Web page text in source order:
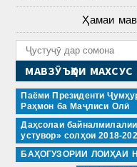
Ҳамаи
МАВЗӮЪҲОИ МАХСУС
Паёми Президенти
Раҳмон ба Маҷлиси Олӣ
Даҳсолаи
устувор» солҳои 2018-
БАҲОГУЗОРИИ ЛОИҲАИ